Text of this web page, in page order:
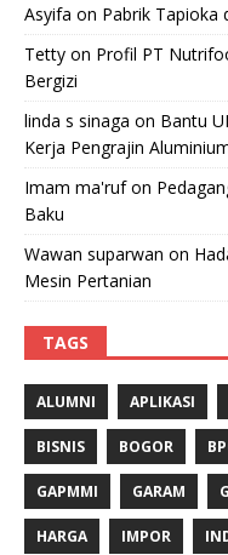
Asyifa on Pabrik Tapioka
Tetty on Profil PT
Bergizi
linda s sinaga on Bantu
Kerja Pengrajin
Imam ma'rufon
Baku
Wawan suparwan on
Mesin Pertanian
TAGS
ALUMNI APLIKASI
BISNIS BOGOR
GAPMMI GARAM
HARGA IMPOR